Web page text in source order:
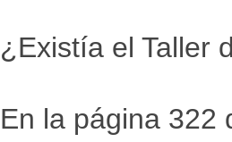
¿Existía el Taller
En la página 322